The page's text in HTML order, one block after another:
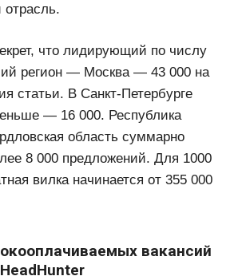
отрасль.
что лидирующий по числу
регион — Москва — 43 000 на
статьи. В Санкт-Петербурге
— 16 000. Республика
область суммарно
8 000 предложений. Для 1000
вилка начинается от 355 000
вакансий